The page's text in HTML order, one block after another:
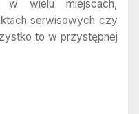
w wielu miejscach,
serwisowych czy
to w przystępnej